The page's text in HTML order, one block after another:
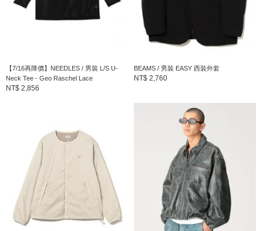
S、M、L、XL
尼龍85% 彈性纖維15%
產地 ： 越南製造
商品編號
【7/16再降價】NEEDLES / 男裝 L/S U-
Neck Tee - Geo Raschel Lace
NT$ 2,856
BEAMS / 男裝 EASY 西裝外套
NT$ 2,760